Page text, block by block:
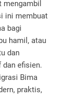
ini membuat
bagi
hamil, atau
dan
efisien.
Bima
praktis,